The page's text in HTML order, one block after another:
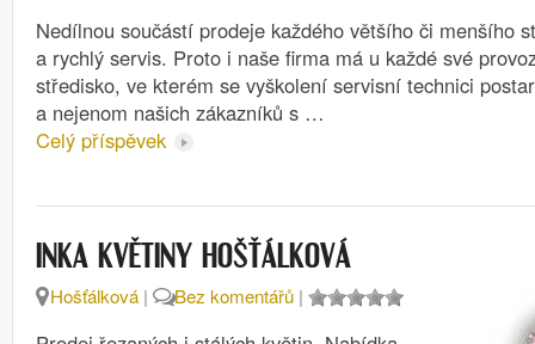
Nedílnou součástí prodeje každého většího či menšího
a rychlý servis. Proto i naše firma má u každé své
středisko, ve kterém se vyškolení servisní technici
a nejenom našich zákazníků s …
Celý příspěvek
INKA KVĚTINY HOŠŤÁLKOVÁ
Hošťálková | Bez komentářů |